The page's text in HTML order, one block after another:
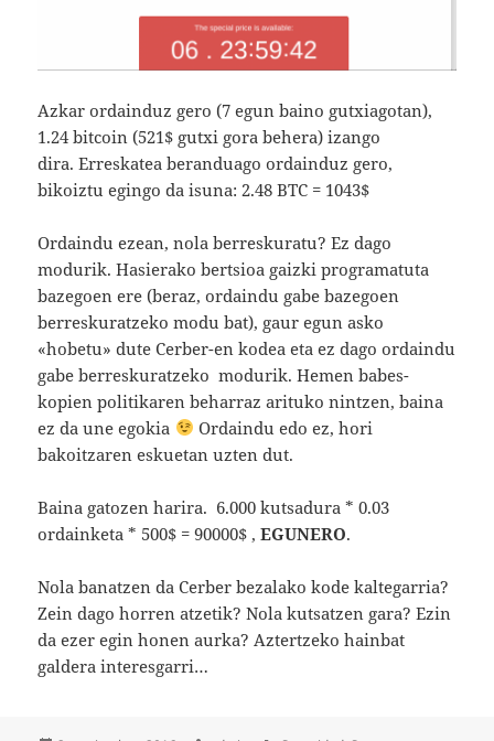
Azkar ordainduz gero (7 egun baino gutxiagotan),
1.24 bitcoin (521$ gutxi gora behera) izango
dira. Erreskatea beranduago ordainduz gero,
bikoiztu egingo da isuna: 2.48 BTC = 1043$
Ordaindu ezean, nola berreskuratu? Ez dago
modurik. Hasierako bertsioa gaizki programatuta
bazegoen ere (beraz, ordaindu gabe bazegoen
berreskuratzeko modu bat), gaur egun asko
«hobetu» dute Cerber-en kodea eta ez dago ordaindu
gabe berreskuratzeko modurik. Hemen babes-
kopien politikaren beharraz arituko nintzen, baina
ez da une egokia
Ordaindu edo ez, hori
bakoitzaren eskuetan uzten dut.
Baina gatozen harira. 6.000 kutsadura * 0.03
ordainketa * 500$ = 90000$ ,EGUNERO.
Nola banatzen da Cerber bezalako kode kaltegarria?
Zein dago horren atzetik? Nola kutsatzen gara? Ezin
da ezer egin honen aurka? Aztertzeko hainbat
galdera interesgarri…